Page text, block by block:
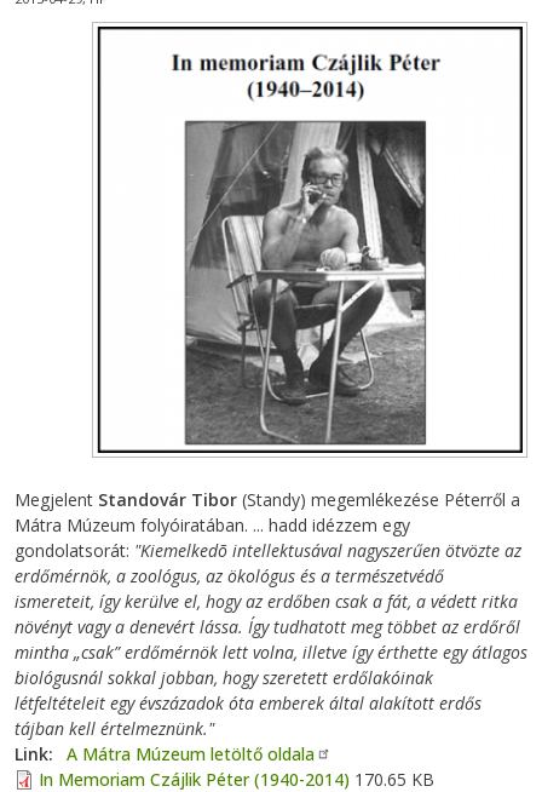
Megjelent Standovár Tibor (Standy) megemlékezése Péterről a
Mátra Múzeum folyóiratában. ... hadd idézzem egy
gondolatsorát: "Kiemelkedõ intellektusával nagyszerűen ötvözte az
erdőmérnök, a zoológus, az ökológus és a természetvédő
ismereteit, így kerülve el, hogy az erdőben csak a fát, a védett ritka
növényt vagy a denevért lássa. Így tudhatott meg többet az erdőről
mintha „csak” erdőmérnök lett volna, illetve így érthette egy átlagos
biológusnál sokkal jobban, hogy szeretett erdőlakóinak
létfeltételeit egy évszázadok óta emberek által alakított erdős
tájban kell értelmeznünk."
Link
A Mátra Múzeum letöltő oldala
In Memoriam Czájlik Péter (1940-2014) 170.65 KB